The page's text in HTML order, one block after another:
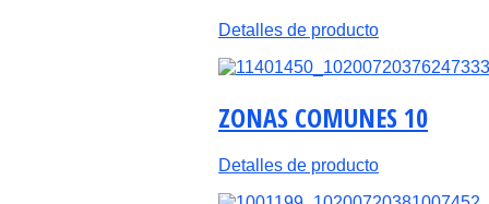
Detalles de producto
ZONAS COMUNES 10
Detalles de producto